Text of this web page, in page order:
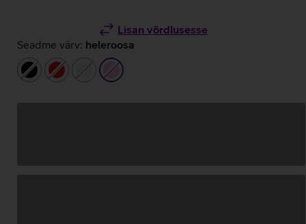
Lisan võrdlusesse
Seadme värv: heleroosa
mustpunanevalgeheleroosa